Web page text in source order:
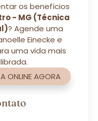
os benefícios
- MG (Técnica
? Agende uma
Einecke e
uma vida mais
ONLINE AGORA